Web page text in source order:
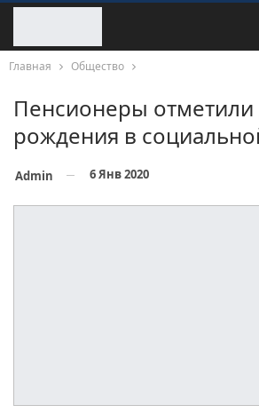
Главная Общество
Пенсионеры отметили
рождения в
Admin 6 Янв 2020